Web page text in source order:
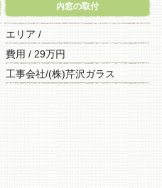
内窓の取付
エリア /
費用 / 29万円
工事会社/(株)芹沢ガラス